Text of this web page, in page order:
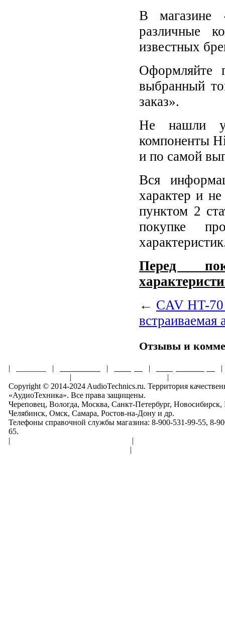
В магазине
различные
известных
Оформляйте
выбранный
заказ».
Не нашли у
компоненты
и по самой
Вся
характер и
пунктом 2
покупке
Перед
← CAV HT-70
встраиваемая
Отзывы и
| | | |
|
|
Copyright © 2014-2024 AudioTechnics.ru. Территория
«АудиоТехника». Все права защищены.
Череповец, Вологда, Москва, Санкт-Петербург,
Челябинск, Омск, Самара, Ростов-на-Дону и др.
Телефоны справочной службы магазина: 8-900-531-99-55, 8-
65.
|
|
|